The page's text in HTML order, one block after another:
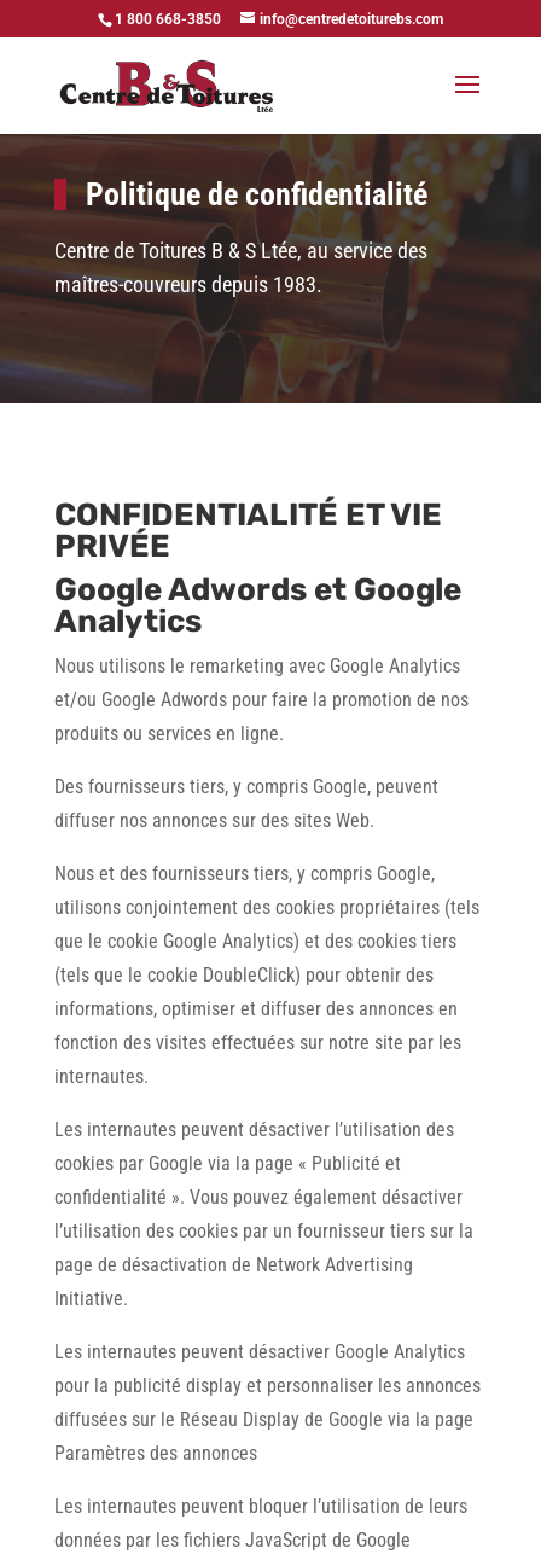
1 800 668-3850 info@centredetoiturebs.com
Politique de confidentialité
Centre de Toitures B & S Ltée, au service des
maîtres-couvreurs depuis 1983.
CONFIDENTIALITÉ ET VIE
PRIVÉE
Google Adwords et Google
Analytics
Nous utilisons le remarketing avec Google Analytics
et/ou Google Adwords pour faire la promotion de nos
produits ou services en ligne.
Des fournisseurs tiers, y compris Google, peuvent
diffuser nos annonces sur des sites Web.
Nous et des fournisseurs tiers, y compris Google,
utilisons conjointement des cookies propriétaires (tels
que le cookie Google Analytics) et des cookies tiers
(tels que le cookie DoubleClick) pour obtenir des
informations, optimiser et diffuser des annonces en
fonction des visites effectuées sur notre site par les
internautes.
Les internautes peuvent désactiver l’utilisation des
cookies par Google via la page « Publicité et
confidentialité ». Vous pouvez également désactiver
l’utilisation des cookies par un fournisseur tiers sur la
page de désactivation de Network Advertising
Initiative.
Les internautes peuvent désactiver Google Analytics
pour la publicité display et personnaliser les annonces
diffusées sur le Réseau Display de Google via la page
Paramètres des annonces
Les internautes peuvent bloquer l’utilisation de leurs
données par les fichiers JavaScript de Google